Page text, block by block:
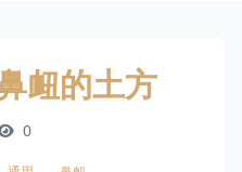
衄的土方
0